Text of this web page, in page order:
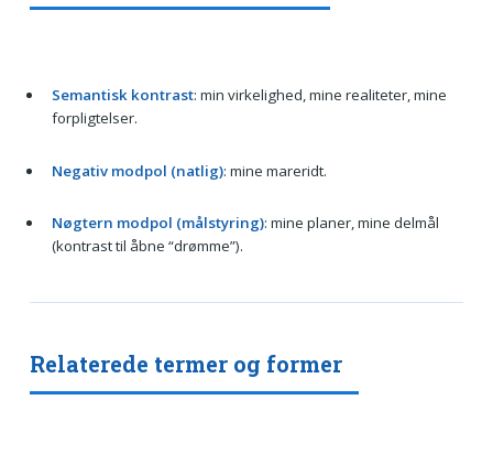
Semantisk kontrast: min virkelighed, mine realiteter, mine
forpligtelser.
Negativ modpol (natlig): mine mareridt.
Nøgtern modpol (målstyring): mine planer, mine delmål
(kontrast til åbne “drømme”).
Relaterede termer og former